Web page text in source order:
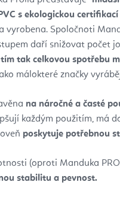
s ekologickou certifikací
vyrobena. Spoločnoti
daří snižovat počet
tak celkovou spotřebu
málokteré značky
na náročné a časté
každým použitím, má
poskytuje potřebnou
(oproti Manduka
stabilitu a pevnost.